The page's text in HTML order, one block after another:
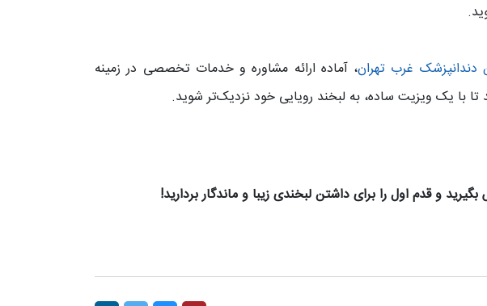
دندانپزشک غرب تهران، آماده ارائه مشاوره و خدمات تخصصی در زمینه
با یک ویزیت ساده، به لبخند رویایی خود نزدیک‌تر شوید.
و قدم اول را برای داشتن لبخندی زیبا و ماندگار بردارید!